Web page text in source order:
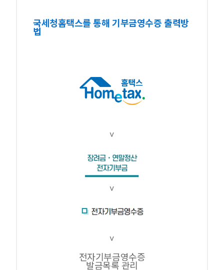
국세청홈택스를 통해 기부금영수증 출력방
법
전자기부금영수증
발금목록 관리